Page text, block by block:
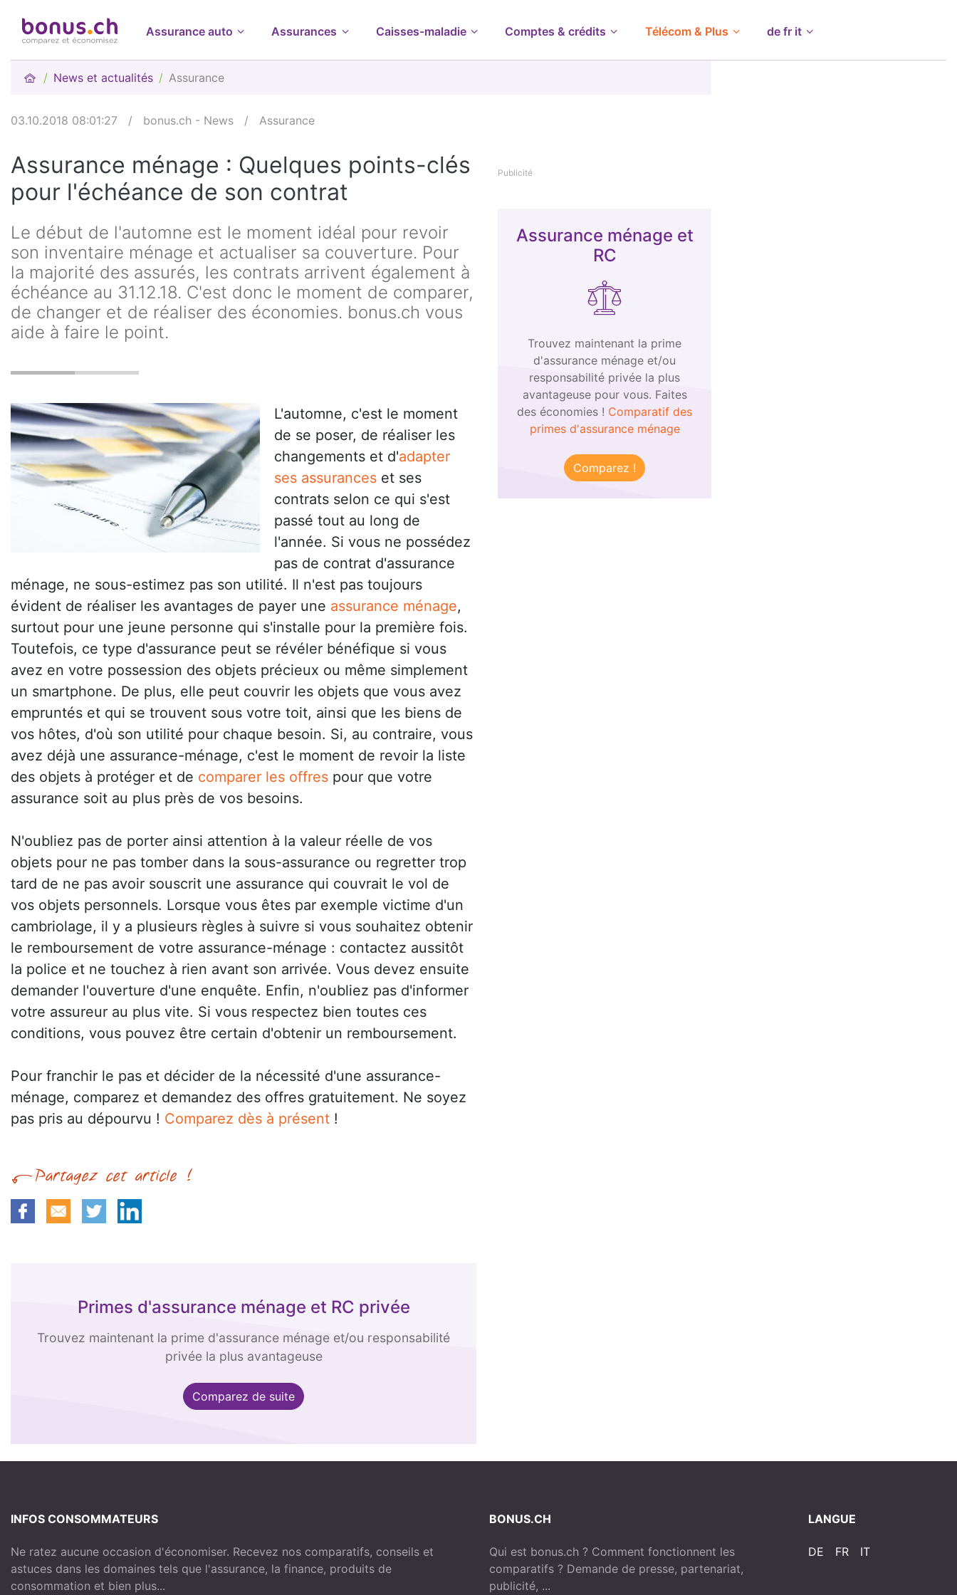
Assurance auto Assurances Caisses-maladie Comptes & crédits Télécom & Plus de fr it
News et actualités Assurance
03.10.2018 08:01:27 / bonus.ch - News / Assurance
Assurance ménage : Quelques points-clés
pour l'échéance de son contrat
Le début de l'automne est le moment idéal pour revoir
son inventaire ménage et actualiser sa couverture. Pour
la majorité des assurés, les contrats arrivent également à
échéance au 31.12.18. C'est donc le moment de comparer,
de changer et de réaliser des économies. bonus.ch vous
aide à faire le point.
L'automne, c'est le moment
de se poser, de réaliser les
changements et d'adapter
ses assurances et ses
contrats selon ce qui s'est
passé tout au long de
l'année. Si vous ne possédez
pas de contrat d'assurance
ménage, ne sous-estimez pas son utilité. Il n'est pas toujours
évident de réaliser les avantages de payer une assurance ménage,
surtout pour une jeune personne qui s'installe pour la première fois.
Toutefois, ce type d'assurance peut se révéler bénéfique si vous
avez en votre possession des objets précieux ou même simplement
un smartphone. De plus, elle peut couvrir les objets que vous avez
empruntés et qui se trouvent sous votre toit, ainsi que les biens de
vos hôtes, d'où son utilité pour chaque besoin. Si, au contraire, vous
avez déjà une assurance-ménage, c'est le moment de revoir la liste
des objets à protéger et de comparer les offres pour que votre
assurance soit au plus près de vos besoins.
N'oubliez pas de porter ainsi attention à la valeur réelle de vos
objets pour ne pas tomber dans la sous-assurance ou regretter trop
tard de ne pas avoir souscrit une assurance qui couvrait le vol de
vos objets personnels. Lorsque vous êtes par exemple victime d'un
cambriolage, il y a plusieurs règles à suivre si vous souhaitez obtenir
le remboursement de votre assurance-ménage : contactez aussitôt
la police et ne touchez à rien avant son arrivée. Vous devez ensuite
demander l'ouverture d'une enquête. Enfin, n'oubliez pas d'informer
votre assureur au plus vite. Si vous respectez bien toutes ces
conditions, vous pouvez être certain d'obtenir un remboursement.
Pour franchir le pas et décider de la nécessité d'une assurance-
ménage, comparez et demandez des offres gratuitement. Ne soyez
pas pris au dépourvu ! Comparez dès à présent !
Primes d'assurance ménage et RC privée
Trouvez maintenant la prime d'assurance ménage et/ou responsabilité
privée la plus avantageuse
Comparez de suite
Publicité
Assurance ménage et
RC
Trouvez maintenant la prime
d'assurance ménage et/ou
responsabilité privée la plus
avantageuse pour vous. Faites
des économies ! Comparatif des
primes d'assurance ménage
Comparez !
INFOS CONSOMMATEURS
Ne ratez aucune occasion d'économiser. Recevez nos comparatifs, conseils et
astuces dans les domaines tels que l'assurance, la finance, produits de
consommation et bien plus...
BONUS.CH
Qui est bonus.ch ? Comment fonctionnent les
comparatifs ? Demande de presse, partenariat,
publicité, ...
LANGUE
DE FR IT